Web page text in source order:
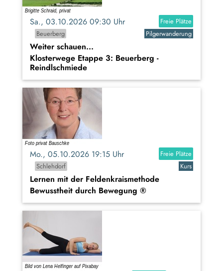
Sa., 03.10.2026 09:30 Uhr
Freie Plätze
Beuerberg
Pilgerwanderung
Weiter schauen...
Klosterwege Etappe 3: Beuerberg -
Reindlschmiede
Mo., 05.10.2026 19:15 Uhr
Freie Plätze
Schlehdorf
Kurs
Lernen mit der Feldenkraismethode
Bewusstheit durch Bewegung ®